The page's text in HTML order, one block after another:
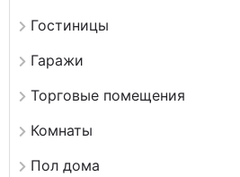
Гостиницы
Гаражи
Торговые помещения
Комнаты
Пол дома